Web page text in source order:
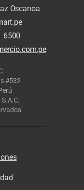
Oscanoa
6500
#532